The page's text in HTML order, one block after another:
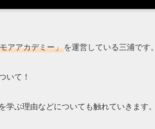
アアカデミー」 を運営している三浦です。
いて！
ぶ理由などについても触れていきます。